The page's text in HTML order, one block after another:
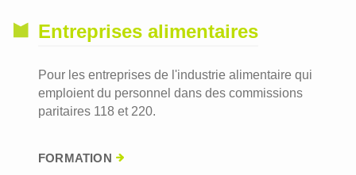
Entreprises alimentaires
Pour les entreprises de l'industrie alimentaire qui
emploient du personnel dans des commissions
paritaires 118 et 220.
FORMATION